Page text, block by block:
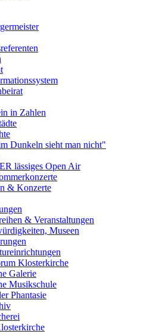
in Zahlen
Dunkeln sieht man nicht"
lässiges Open Air
& Konzerte
& Veranstaltungen
Museen
Klosterkirche
Galerie
Musikschule
Phantasie